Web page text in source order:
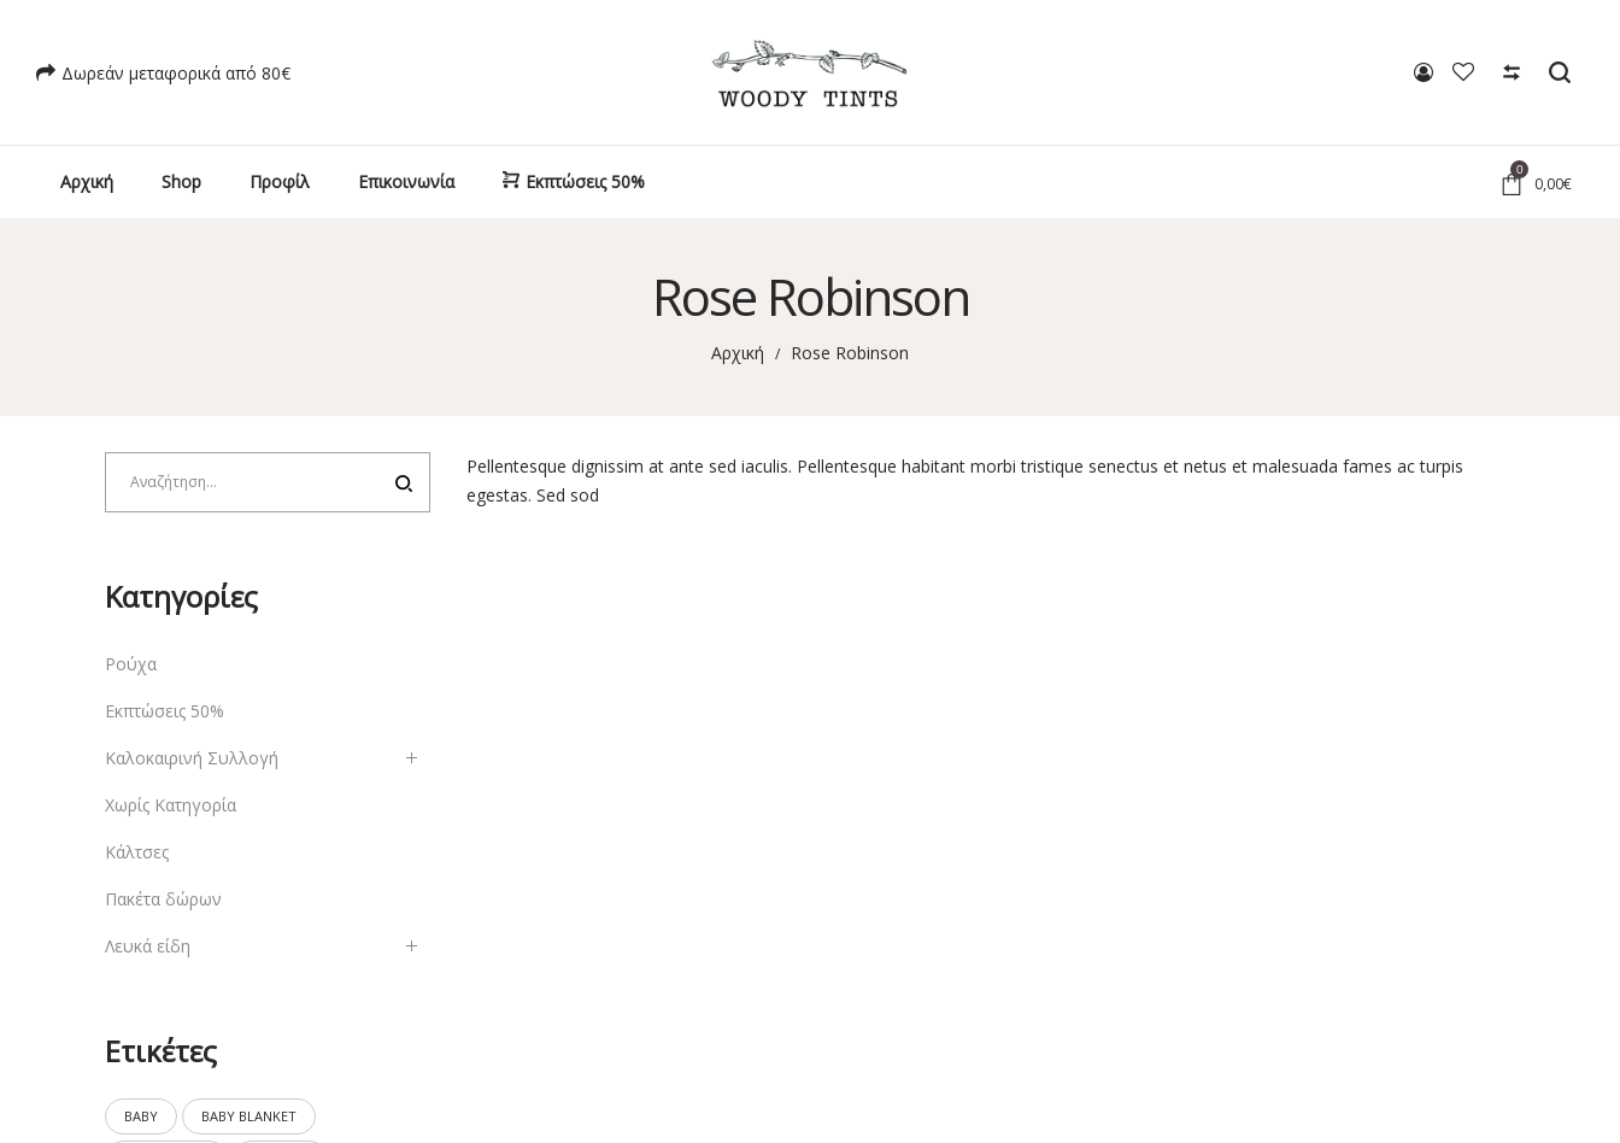
Δωρεάν μεταφορικά από 80€
Αρχική Shop Προφίλ Επικοινωνία Εκπτώσεις 50%
0
0,00€
Rose Robinson
Αρχική / Rose Robinson
Pellentesque dignissim at ante sed iaculis. Pellentesque habitant morbi tristique senectus et netus et malesuada fames ac turpis
egestas. Sed sod
Κατηγορίες
Ρούχα
Εκπτώσεις 50%
Καλοκαιρινή Συλλογή
Χωρίς Κατηγορία
Κάλτσες
Πακέτα δώρων
Λευκά είδη
Ετικέτες
BABY BABY BLANKET